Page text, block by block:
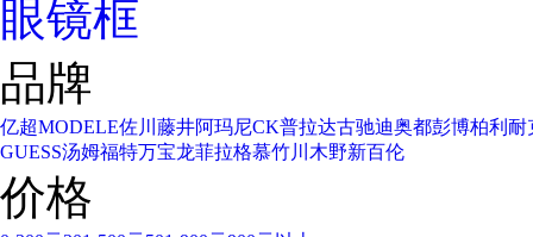
眼镜框
品牌
亿超MODELE佐川藤井阿玛尼CK普拉达古驰迪奥都彭博柏利 耐
GUESS汤姆福特万宝龙菲拉格慕竹川木野新百伦
价格